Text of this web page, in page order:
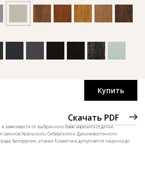
Купить
Скачать PDF
зависимости от выбранного Вами варианта отделки,
Уральского, Сибирского и Дальневосточного
Белоруссии, а также Казахстана допускается наценка до